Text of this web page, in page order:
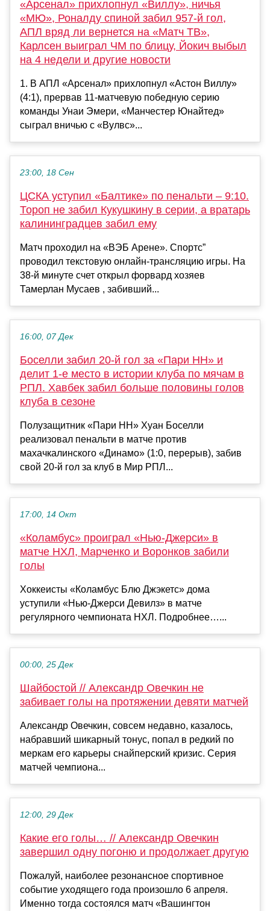
«Арсенал» прихлопнул «Виллу», ничья
«МЮ», Роналду спиной забил 957-й гол,
АПЛ вряд ли вернется на «Матч ТВ»,
Карлсен выиграл ЧМ по блицу, Йокич выбыл
на 4 недели и другие новости
1. В АПЛ «Арсенал» прихлопнул «Астон Виллу»
(4:1), прервав 11-матчевую победную серию
команды Унаи Эмери, «Манчестер Юнайтед»
сыграл вничью с «Вулвс»...
23:00, 18 Сен
ЦСКА уступил «Балтике» по пенальти – 9:10.
Тороп не забил Кукушкину в серии, а вратарь
калининградцев забил ему
Матч проходил на «ВЭБ Арене». Спортс”
проводил текстовую онлайн-трансляцию игры. На
38-й минуте счет открыл форвард хозяев
Тамерлан Мусаев , забивший...
16:00, 07 Дек
Боселли забил 20-й гол за «Пари НН» и
делит 1-е место в истории клуба по мячам в
РПЛ. Хавбек забил больше половины голов
клуба в сезоне
Полузащитник «Пари НН» Хуан Боселли
реализовал пенальти в матче против
махачкалинского «Динамо» (1:0, перерыв), забив
свой 20-й гол за клуб в Мир РПЛ...
17:00, 14 Окт
«Коламбус» проиграл «Нью‑Джерси» в
матче НХЛ, Марченко и Воронков забили
голы
Хоккеисты «Коламбус Блю Джэкетс» дома
уступили «Нью‑Джерси Девилз» в матче
регулярного чемпионата НХЛ. Подробнее…...
00:00, 25 Дек
Шайбостой // Александр Овечкин не
забивает голы на протяжении девяти матчей
Александр Овечкин, совсем недавно, казалось,
набравший шикарный тонус, попал в редкий по
меркам его карьеры снайперский кризис. Серия
матчей чемпиона...
12:00, 29 Дек
Какие его голы… // Александр Овечкин
завершил одну погоню и продолжает другую
Пожалуй, наиболее резонансное спортивное
событие уходящего года произошло 6 апреля.
Именно тогда состоялся матч «Вашингтон